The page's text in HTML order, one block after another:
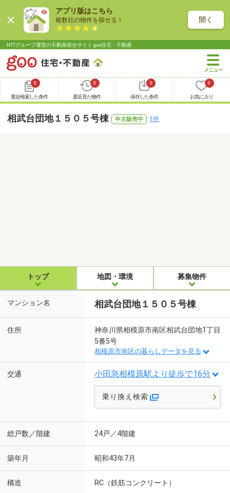
アプリ版はこちら
複数社の物件を探せる！ 開く
NTTグループ運営の不動産総合サイト goo住宅・不動産
0
最近検索した条件
0
最近見た物件
0
保存した条件
0
お気に入り
相武台団地１５０５号棟 中古販売中 1件
トップ 地図・環境 募集物件
マンション名 相武台団地１５０５号棟
住所
神奈川県相模原市南区相武台団地1丁目
5番5号
相模原市南区の暮らしデータを見る
交通 小田急相模原駅より徒歩で16分
乗り換え検索
総戸数／階建 24戸／4階建
築年月 昭和43年7月
構造 RC（鉄筋コンクリート）